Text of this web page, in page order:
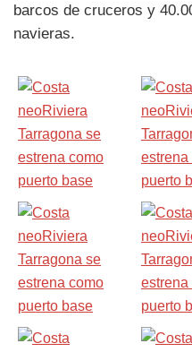
barcos de cruceros y
navieras.